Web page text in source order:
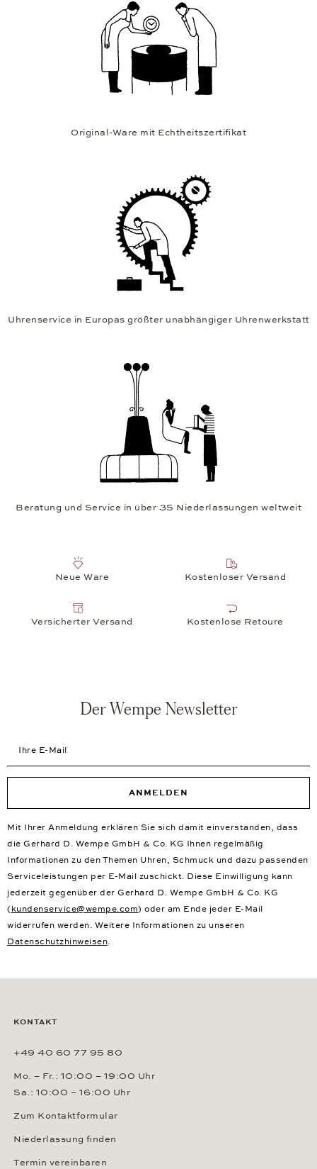
Original-Ware mit Echtheitszertifikat
Uhrenservice in Europas größter unabhängiger Uhrenwerkstatt
Beratung und Service in über 35 Niederlassungen weltweit
Neue Ware Kostenloser Versand
Versicherter Versand Kostenlose Retoure
Der Wempe Newsletter
ANMELDEN
Mit Ihrer Anmeldung erklären Sie sich damit einverstanden, dass
die Gerhard D. Wempe GmbH & Co. KG Ihnen regelmäßig
Informationen zu den Themen Uhren, Schmuck und dazu passenden
Serviceleistungen per E-Mail zuschickt. Diese Einwilligung kann
jederzeit gegenüber der Gerhard D. Wempe GmbH & Co. KG
( kundenservice@wempe.com) oder am Ende jeder E-Mail
widerrufen werden. Weitere Informationen zu unseren
Datenschutzhinweisen
KONTAKT
+49 40 60 77 95 80
Mo. – Fr.: 10:00 – 19:00 Uhr
Sa.: 10:00 – 16:00 Uhr
Zum Kontaktformular
Niederlassung finden
Termin vereinbaren